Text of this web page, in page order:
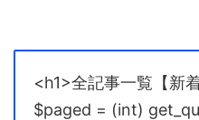
<h1>全記事一覧【新
$paged = (int)